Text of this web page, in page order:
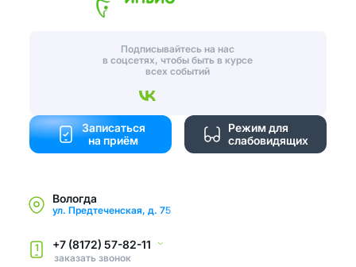
Подписывайтесь на нас
в соцсетях, чтобы быть в курсе
всех событий
Режим для
слабовидящих
Записаться
на приём
Вологда
ул. Предтеченская, д. 75
1 +7 (8172) 57-82-11
заказать звонок